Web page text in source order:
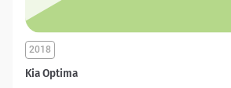
Kia Optima
2018